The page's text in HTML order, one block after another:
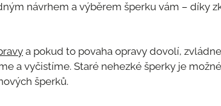
návrhem a výběrem šperku vám – díky
a pokud to povaha opravy dovolí,
a vyčistíme. Staré nehezké šperky je
šperků.